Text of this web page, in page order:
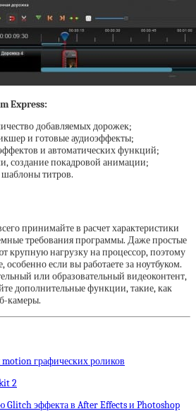
Express:
добавляемых дорожек;
и готовые аудиоэффекты;
и автоматических функций;
создание покадровой анимации;
титров.
принимайте в расчет характеристики
требования программы. Даже простые
крупную нагрузку на процессор, поэтому
если вы работаете за ноутбуком.
или образовательный видеоконтент,
дополнительные функции, такие, как
камеры.
motion графических роликов
2
Glitch эффекта в After Effects и Photoshop